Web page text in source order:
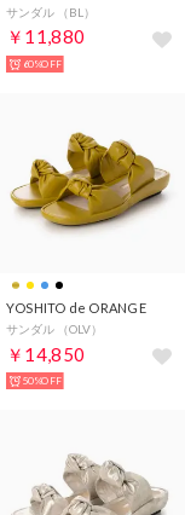
サンダル （BL）
￥11,880
60%OFF
YOSHITO de ORANGE
サンダル （OLV）
￥14,850
50%OFF